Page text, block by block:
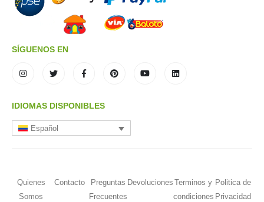
SÍGUENOS EN
IDIOMAS DISPONIBLES
Español
Quienes
Somos
Contacto
Preguntas
Frecuentes
Devoluciones Terminos y
condiciones
Politica de
Privacidad